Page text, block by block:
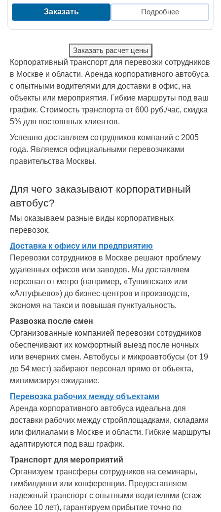
Заказать Подробнее
Заказать расчет цены
Корпоративный транспорт для перевозки сотрудников
в Москве и области. Аренда корпоративного автобуса
с опытными водителями для доставки в офис, на
объекты или мероприятия. Гибкие маршруты под ваш
график. Стоимость транспорта от 600 руб./час, скидка
5% для постоянных клиентов.
Успешно доставляем сотрудников компаний с 2005
года. Являемся официальными перевозчиками
правительства Москвы.
Для чего заказывают корпоративный
автобус?
Мы оказываем разные виды корпоративных
перевозок.
Доставка к офису или предприятию
Перевозки сотрудников в Москве решают проблему
удаленных офисов или заводов. Мы доставляем
персонал от метро (например, «Тушинская» или
«Алтуфьево») до бизнес-центров и производств,
экономя на такси и повышая пунктуальность.
Развозка после смен
Организованные компанией перевозки сотрудников
обеспечивают их комфортный выезд после ночных
или вечерних смен. Автобусы и микроавтобусы (от 19
до 54 мест) забирают персонал прямо от объекта,
минимизируя ожидание.
Перевозка рабочих между объектами
Аренда корпоративного автобуса идеальна для
доставки рабочих между стройплощадками, складами
или филиалами в Москве и области. Гибкие маршруты
адаптируются под ваш график.
Транспорт для мероприятий
Организуем трансферы сотрудников на семинары,
тимбилдинги или конференции. Предоставляем
надежный транспорт с опытными водителями (стаж
более 10 лет), гарантируем прибытие точно по